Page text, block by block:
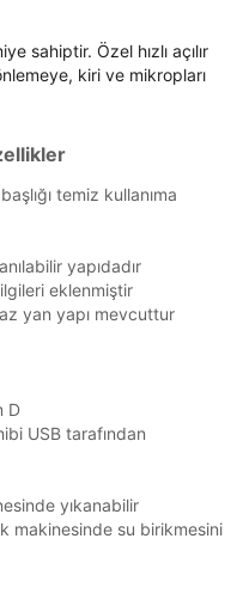
Taksit
sahiptir. Özel hızlı açılır
kiri ve mikropları
temiz kullanıma
yapıdadır
eklenmiştir
yan yapı mevcuttur
D
USB tarafından
yıkanabilir
makinesinde su birikmesini
Bul
mail adresinize
Use
bilgi alabilmek için
giriniz.
küçük harf karakter
Doğuş
Ticaret A.Ş.
amacıyla
Satış Giyim ve
yer alan
pazarlanması ve
pazarlama
faaliyeti
telefonunuza SMS
doğrulayın.
telefonunuza SMS
doğrulayın.